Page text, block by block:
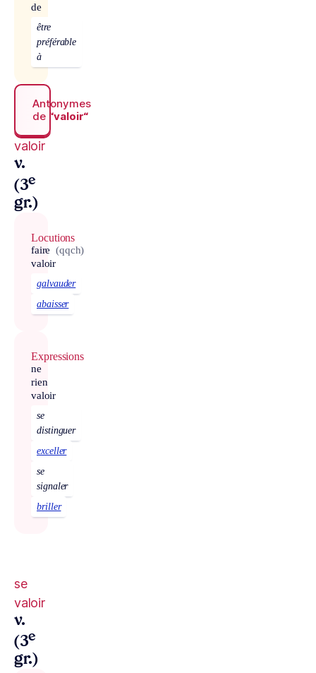
de
être
préférable
à
Antonymes
de “valoir“
valoir
v.
(3e
gr.)
Locutions
faire
valoir
(qqch)
galvauder
abaisser
Expressions
ne
rien
valoir
se
distinguer
exceller
se
signaler
briller
se
valoir
v.
(3e
gr.)